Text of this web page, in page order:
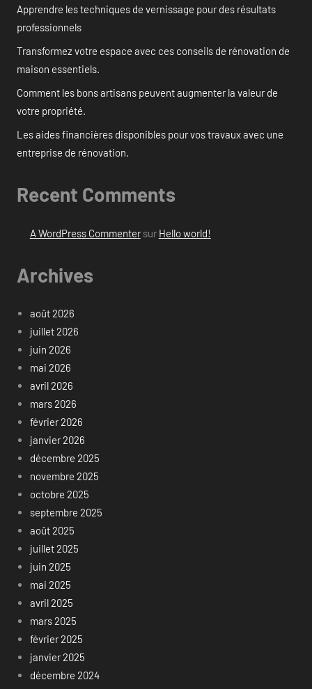
Apprendre les techniques de vernissage pour des résultats
professionnels
Transformez votre espace avec ces conseils de rénovation de
maison essentiels.
Comment les bons artisans peuvent augmenter la valeur de
votre propriété.
Les aides financières disponibles pour vos travaux avec une
entreprise de rénovation.
Recent Comments
A WordPress Commentersur Hello world!
Archives
août 2026
juillet 2026
juin 2026
mai 2026
avril 2026
mars 2026
février 2026
janvier 2026
décembre 2025
novembre 2025
octobre 2025
septembre 2025
août 2025
juillet 2025
juin 2025
mai 2025
avril 2025
mars 2025
février 2025
janvier 2025
décembre 2024